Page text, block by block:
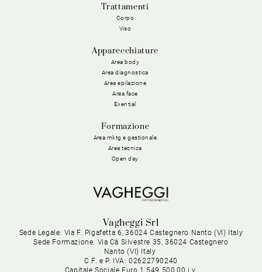
Trattamenti
Corpo
Viso
Apparecchiature
Area body
Area diagnostica
Area epilazione
Area face
Exential
Formazione
Area mktg e gestionale
Area tecnica
Open day
Vagheggi Srl
Sede Legale: Via F. Pigafetta 6, 36024 Castegnero Nanto (VI) Italy
Sede Formazione: Via Cà Silvestre 35, 36024 Castegnero
Nanto (VI) Italy
C.F. e P. IVA: 02622790240
Capitale Sociale Euro 1.549.500,00 i.v.